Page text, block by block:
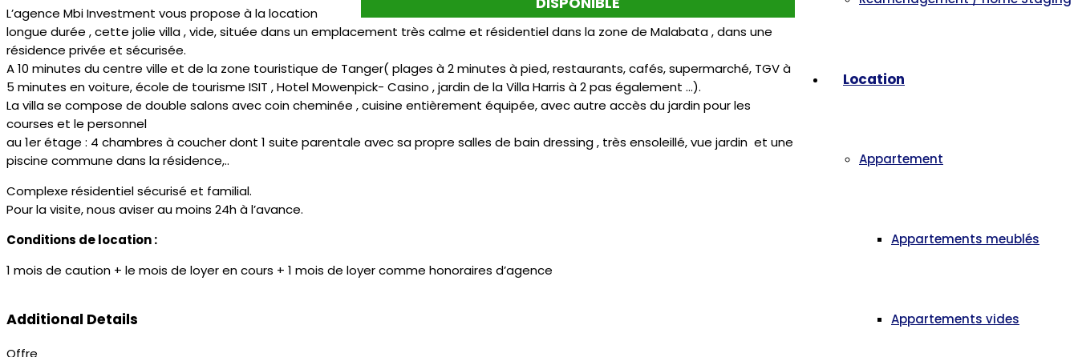
Location
Appartement
Appartements meublés
Appartements vides
L’agence Mbi Investment vous propose à la location
longue durée , cette jolie villa , vide, située dans un emplacement très calme et résidentiel dans la zone de Malabata , dans une
résidence privée et sécurisée.
A 10 minutes du centre ville et de la zone touristique de Tanger( plages à 2 minutes à pied, restaurants, cafés, supermarché, TGV à
5 minutes en voiture, école de tourisme ISIT , Hotel Mowenpick- Casino , jardin de la Villa Harris à 2 pas également …).
La villa se compose de double salons avec coin cheminée , cuisine entièrement équipée, avec autre accès du jardin pour les
courses et le personnel
au 1er étage : 4 chambres à coucher dont 1 suite parentale avec sa propre salles de bain dressing , très ensoleillé, vue jardin et une
piscine commune dans la résidence,..
Complexe résidentiel sécurisé et familial.
Pour la visite, nous aviser au moins 24h à l’avance.
Conditions de location :
1 mois de caution + le mois de loyer en cours + 1 mois de loyer comme honoraires d’agence
Additional Details
Offre